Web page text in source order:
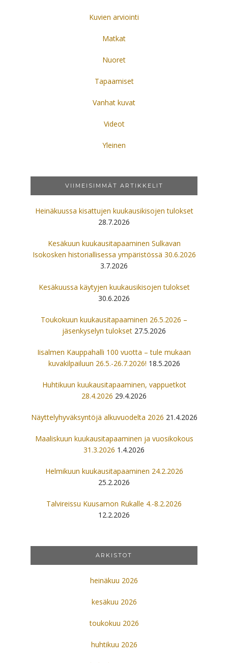
Kuvien arviointi
Matkat
Nuoret
Tapaamiset
Vanhat kuvat
Videot
Yleinen
VIIMEISIMMÄT ARTIKKELIT
Heinäkuussa kisattujen kuukausikisojen tulokset
28.7.2026
Kesäkuun kuukausitapaaminen Sulkavan
Isokosken historiallisessa ympäristössä 30.6.2026
3.7.2026
Kesäkuussa käytyjen kuukausikisojen tulokset
30.6.2026
Toukokuun kuukausitapaaminen 26.5.2026 –
jäsenkyselyn tulokset 27.5.2026
Iisalmen Kauppahalli 100 vuotta – tule mukaan
kuvakilpailuun 26.5.-26.7.2026! 18.5.2026
Huhtikuun kuukausitapaaminen, vappuetkot
28.4.2026 29.4.2026
Näyttelyhyväksyntöjä alkuvuodelta 2026 21.4.2026
Maaliskuun kuukausitapaaminen ja vuosikokous
31.3.2026 1.4.2026
Helmikuun kuukausitapaaminen 24.2.2026
25.2.2026
Talvireissu Kuusamon Rukalle 4.-8.2.2026
12.2.2026
ARKISTOT
heinäkuu 2026
kesäkuu 2026
toukokuu 2026
huhtikuu 2026